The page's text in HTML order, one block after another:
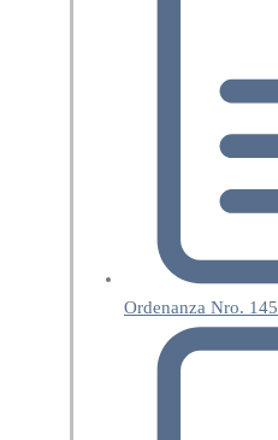
Ordenanza Nro. 145